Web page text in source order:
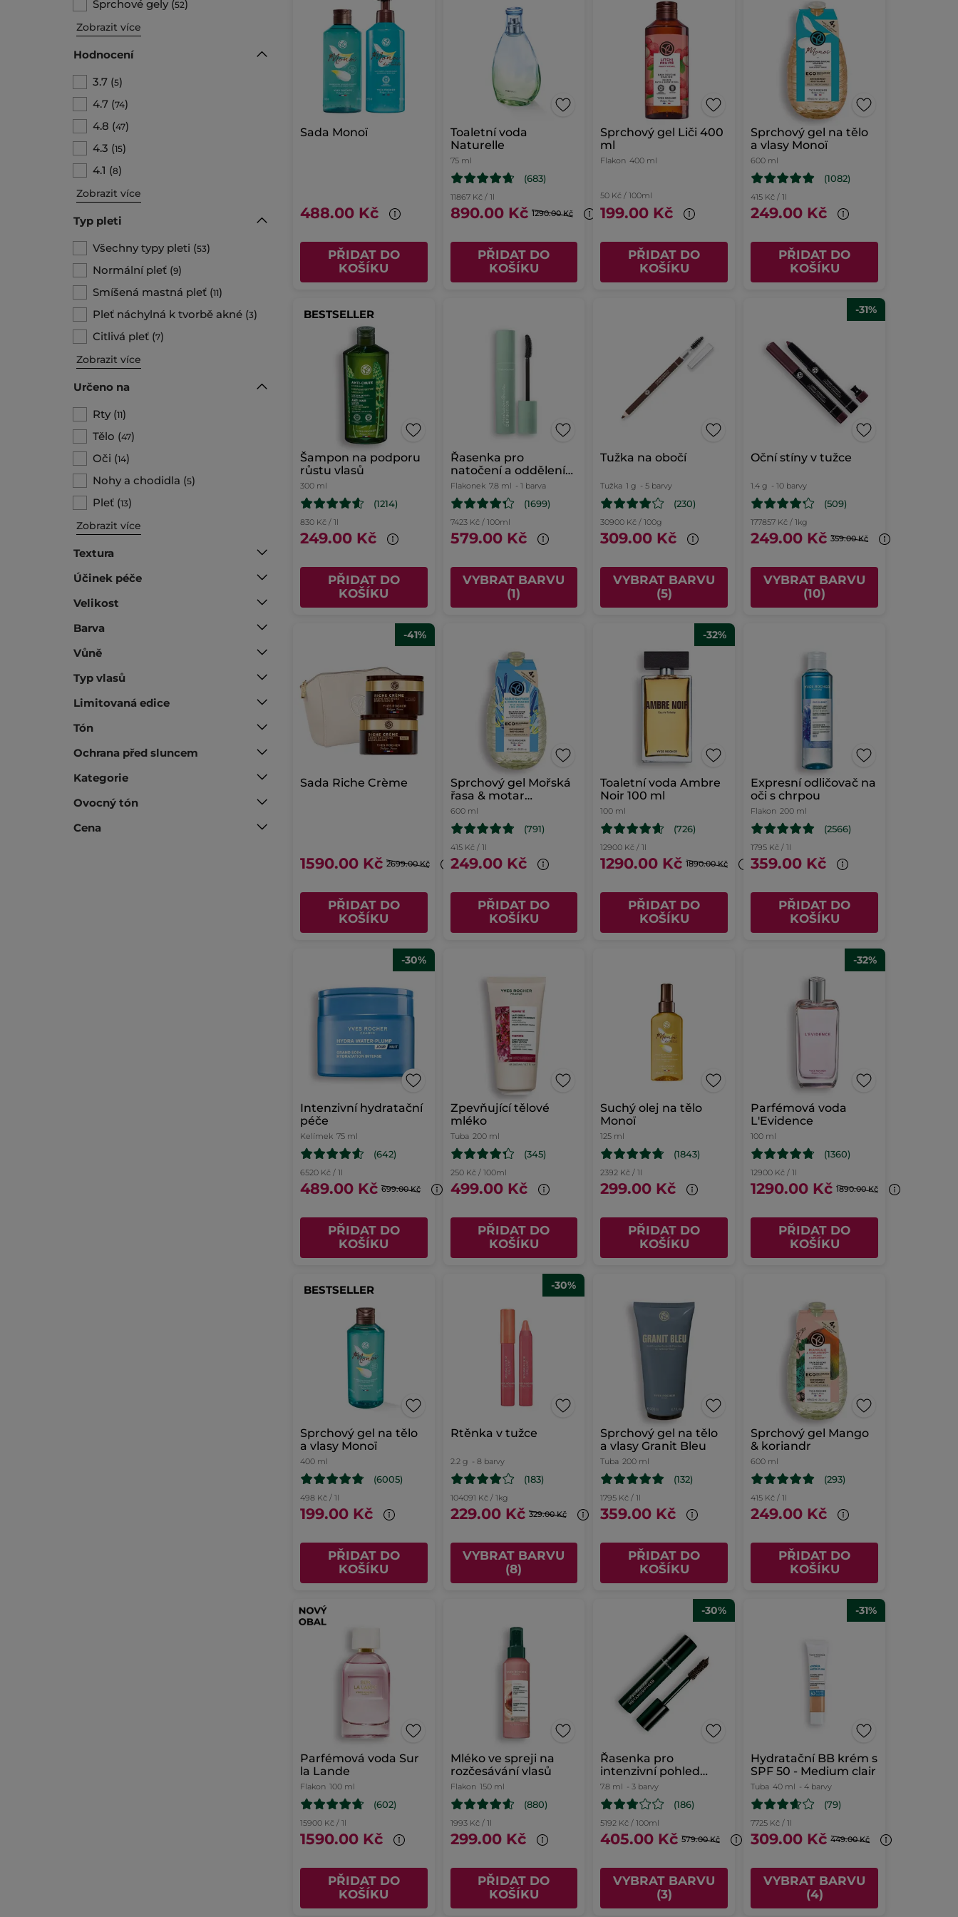
Sprchové gely (52)
Zobrazit více
Hodnocení
3.7 (5)
4.7 (74)
4.8 (47)
4.3 (15)
4.1 (8)
Zobrazit více
Typ pleti
Všechny typy pleti (53)
Normální pleť (9)
Smíšená mastná pleť (11)
Pleť náchylná k tvorbě akné (3)
Citlivá pleť (7)
Zobrazit více
Určeno na
Rty (11)
Tělo (47)
Oči (14)
Nohy a chodidla (5)
Pleť (13)
Zobrazit více
Textura
Účinek péče
Velikost
Barva
Vůně
Typ vlasů
Limitovaná edice
Tón
Ochrana před sluncem
Kategorie
Ovocný tón
Cena
Sada Monoï
488.00 Kč
PŘIDAT DO
KOŠÍKU
Toaletní voda
Naturelle
75 ml
(683)
11867 Kč / 1l
890.00 Kč 1290.00 Kč
PŘIDAT DO
KOŠÍKU
Sprchový gel Liči 400
ml
Flakon 400 ml
50 Kč / 100ml
199.00 Kč
PŘIDAT DO
KOŠÍKU
Sprchový gel na tělo
a vlasy Monoï
600 ml
(1082)
415 Kč / 1l
249.00 Kč
PŘIDAT DO
KOŠÍKU
BESTSELLER
Šampon na podporu
růstu vlasů
300 ml
(1214)
830 Kč / 1l
249.00 Kč
PŘIDAT DO
KOŠÍKU
Řasenka pro
natočení a oddělení
řas
Flakonek 7.8 ml - 1 barva
(1699)
7423 Kč / 100ml
579.00 Kč
VYBRAT BARVU
(1)
Tužka na obočí
Tužka 1 g - 5 barvy
(230)
30900 Kč / 100g
309.00 Kč
VYBRAT BARVU
(5)
-31%
Oční stíny v tužce
1.4 g - 10 barvy
(509)
177857 Kč / 1kg
249.00 Kč 359.00 Kč
VYBRAT BARVU
(10)
-41%
Sada Riche Crème
1590.00 Kč 2699.00 Kč
PŘIDAT DO
KOŠÍKU
Sprchový gel Mořská
řasa & motar
přímořský
600 ml
(791)
415 Kč / 1l
249.00 Kč
PŘIDAT DO
KOŠÍKU
-32%
Toaletní voda Ambre
Noir 100 ml
100 ml
(726)
12900 Kč / 1l
1290.00 Kč 1890.00 Kč
PŘIDAT DO
KOŠÍKU
Expresní odličovač na
oči s chrpou
Flakon 200 ml
(2566)
1795 Kč / 1l
359.00 Kč
PŘIDAT DO
KOŠÍKU
-30%
Intenzivní hydratační
péče
Kelímek 75 ml
(642)
6520 Kč / 1l
489.00 Kč 699.00 Kč
PŘIDAT DO
KOŠÍKU
Zpevňující tělové
mléko
Tuba 200 ml
(345)
250 Kč / 100ml
499.00 Kč
PŘIDAT DO
KOŠÍKU
Suchý olej na tělo
Monoï
125 ml
(1843)
2392 Kč / 1l
299.00 Kč
PŘIDAT DO
KOŠÍKU
-32%
Parfémová voda
L'Evidence
100 ml
(1360)
12900 Kč / 1l
1290.00 Kč 1890.00 Kč
PŘIDAT DO
KOŠÍKU
BESTSELLER
Sprchový gel na tělo
a vlasy Monoï
400 ml
(6005)
498 Kč / 1l
199.00 Kč
PŘIDAT DO
KOŠÍKU
-30%
Rtěnka v tužce
2.2 g - 8 barvy
(183)
104091 Kč / 1kg
229.00 Kč 329.00 Kč
VYBRAT BARVU
(8)
Sprchový gel na tělo
a vlasy Granit Bleu
Tuba 200 ml
(132)
1795 Kč / 1l
359.00 Kč
PŘIDAT DO
KOŠÍKU
Sprchový gel Mango
& koriandr
600 ml
(293)
415 Kč / 1l
249.00 Kč
PŘIDAT DO
KOŠÍKU
Parfémová voda Sur
la Lande
Flakon 100 ml
(602)
15900 Kč / 1l
1590.00 Kč
PŘIDAT DO
KOŠÍKU
Mléko ve spreji na
rozčesávání vlasů
Flakon 150 ml
(880)
1993 Kč / 1l
299.00 Kč
PŘIDAT DO
KOŠÍKU
-30%
Řasenka pro
intenzivní pohled
Metamorphose
7.8 ml - 3 barvy
(186)
5192 Kč / 100ml
405.00 Kč 579.00 Kč
VYBRAT BARVU
(3)
-31%
Hydratační BB krém s
SPF 50 - Medium clair
Tuba 40 ml - 4 barvy
(79)
7725 Kč / 1l
309.00 Kč 449.00 Kč
VYBRAT BARVU
(4)